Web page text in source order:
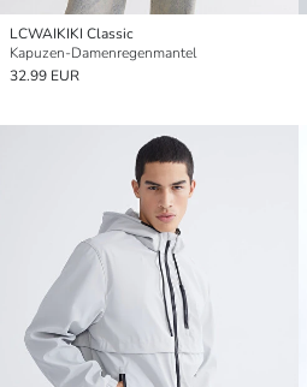
LCWAIKIKI Classic
Kapuzen-Damenregenmantel
32.99 EUR